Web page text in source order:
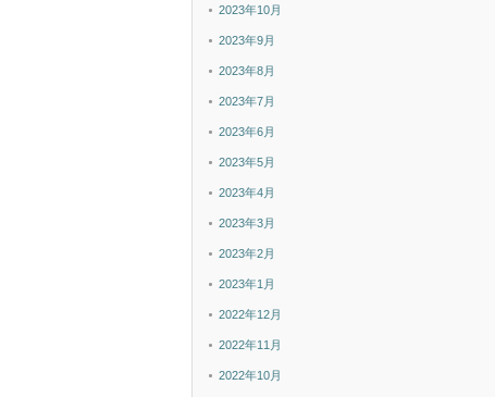
2023年10月
2023年9月
2023年8月
2023年7月
2023年6月
2023年5月
2023年4月
2023年3月
2023年2月
2023年1月
2022年12月
2022年11月
2022年10月